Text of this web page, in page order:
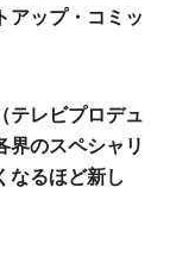
アップ・コミッ
テレビプロデュ
界のスペシャリ
なるほど新し